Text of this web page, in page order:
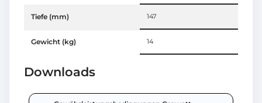
Tiefe (mm) 147
Gewicht (kg) 14
Downloads